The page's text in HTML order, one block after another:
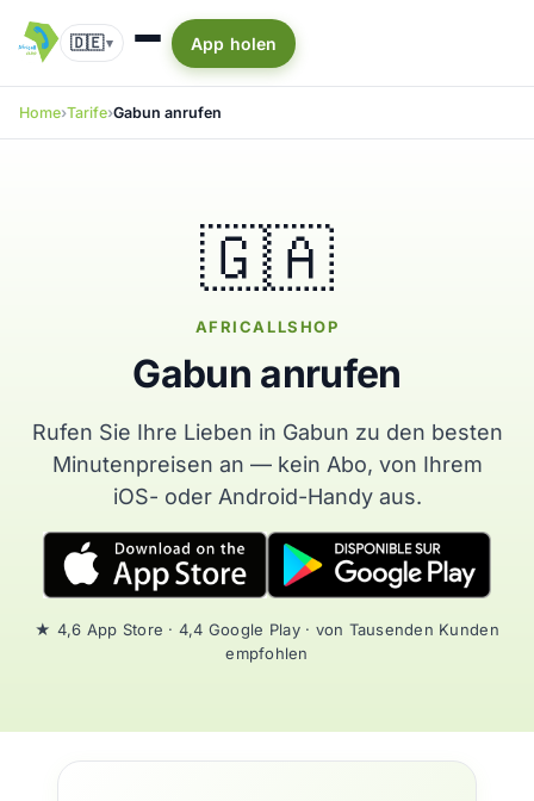
🇩🇪▾ App holen
Home Tarife Gabun anrufen
🇬🇦
AFRICALLSHOP
Gabun anrufen
Rufen Sie Ihre Lieben in Gabun zu den besten
Minutenpreisen an — kein Abo, von Ihrem
iOS- oder Android-Handy aus.
★ 4,6 App Store · 4,4 Google Play · von Tausenden Kunden
empfohlen